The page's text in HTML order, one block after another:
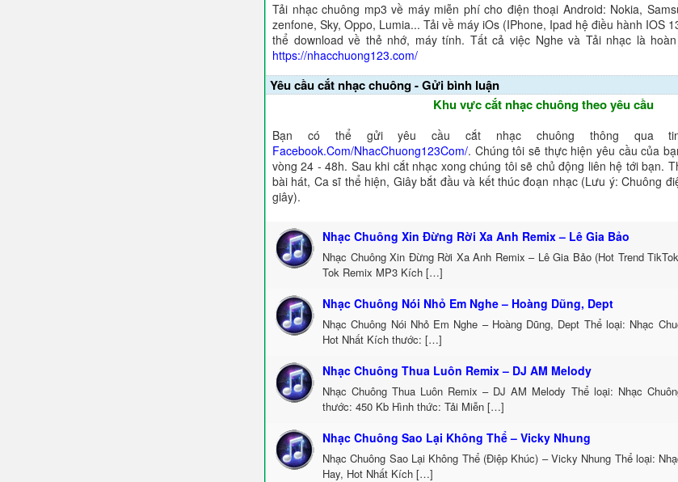
Tải nhạc chuông mp3 về máy miễn phí cho điện thoại Android: Nokia,
zenfone, Sky, Oppo, Lumia... Tải về máy iOs (IPhone, Ipad hệ điều hành IOS
thể download về thẻ nhớ, máy tính. Tất cả việc Nghe và Tải nhạc là
https://nhacchuong123.com/
Yêu cầu cắt nhạc chuông - Gửi bình luận
Khu vực cắt nhạc chuông theo yêu cầu
Bạn có thể gửi yêu cầu cắt nhạc chuông thông qua
Facebook.Com/NhacChuong123Com/. Chúng tôi sẽ thực hiện yêu cầu của
vòng 24 - 48h. Sau khi cắt nhạc xong chúng tôi sẽ chủ động liên hệ tới bạn.
bài hát, Ca sĩ thể hiện, Giây bắt đầu và kết thúc đoạn nhạc (Lưu ý: Chuông
giây).
Nhạc Chuông Xin Đừng Rời Xa Anh Remix – Lê Gia Bảo
Nhạc Chuông Xin Đừng Rời Xa Anh Remix – Lê Gia Bảo (Hot Trend
Tok Remix MP3 Kích […]
Nhạc Chuông Nói Nhỏ Em Nghe – Hoàng Dũng, Dept
Nhạc Chuông Nói Nhỏ Em Nghe – Hoàng Dũng, Dept Thể loại: Nhạc
Hot Nhất Kích thước: […]
Nhạc Chuông Thua Luôn Remix – DJ AM Melody
Nhạc Chuông Thua Luôn Remix – DJ AM Melody Thể loại: Nhạc
thước: 450 Kb Hình thức: Tải Miễn […]
Nhạc Chuông Sao Lại Không Thể – Vicky Nhung
Nhạc Chuông Sao Lại Không Thể (Điệp Khúc) – Vicky Nhung Thể loại:
Hay, Hot Nhất Kích […]